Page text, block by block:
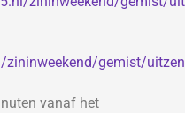
zininweekend/gemist/
vanaf het